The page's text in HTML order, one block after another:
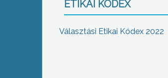
ETIKAI KÓDEX
Választási Etikai Kódex 2022